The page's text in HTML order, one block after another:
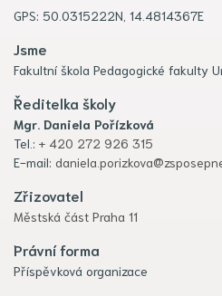
GPS: 50.0315222N, 14.4814367E
Jsme
Fakultní škola Pedagogické fakulty
Ředitelka školy
Mgr. Daniela Pořízková
Tel.: + 420 272 926 315
E-mail:
Zřizovatel
Městská část Praha 11
Právní forma
Příspěvková organizace